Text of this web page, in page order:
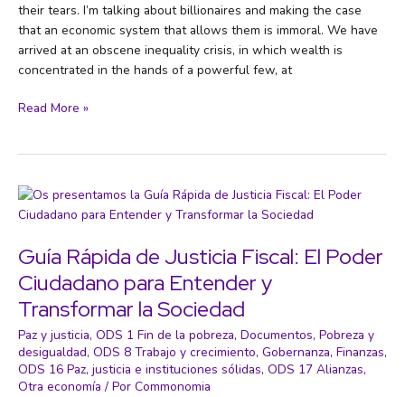
their tears. I’m talking about billionaires and making the case
that an economic system that allows them is immoral. We have
arrived at an obscene inequality crisis, in which wealth is
concentrated in the hands of a powerful few, at
Billionaires
—
Here’s
Read More »
Guía Rápida de Justicia Fiscal: El Poder
Ciudadano para Entender y
Transformar la Sociedad
Paz y justicia, ODS 1 Fin de la pobreza, Documentos, Pobreza y
desigualdad, ODS 8 Trabajo y crecimiento, Gobernanza, Finanzas,
ODS 16 Paz, justicia e instituciones sólidas, ODS 17 Alianzas,
Otra economía / Por Commonomia